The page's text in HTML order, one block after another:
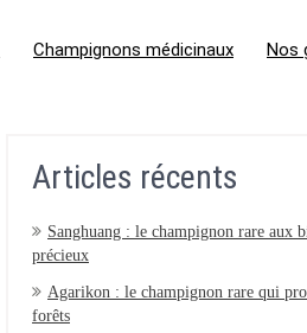
Champignons médicinaux Nos
Articles récents
Sanghuang : le champignon rare aux
précieux
Agarikon : le champignon rare qui
forêts